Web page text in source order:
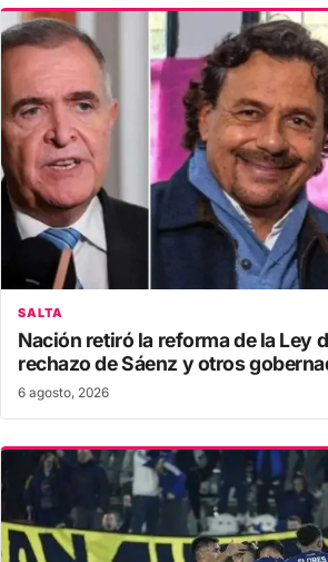
SALTA
Nación retiró la reforma de la Ley
rechazo de Sáenz y otros
6 agosto, 2026